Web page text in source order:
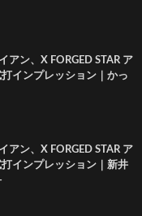
アン、X FORGED STAR ア
インプレッション｜かっ
アン、X FORGED STAR ア
インプレッション｜新井